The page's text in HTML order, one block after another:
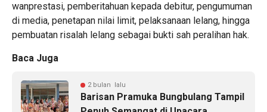
wanprestasi, pemberitahuan kepada debitur, pengumuman
di media, penetapan nilai limit, pelaksanaan lelang, hingga
pembuatan risalah lelang sebagai bukti sah peralihan hak.
Baca Juga
2 bulan lalu
Barisan Pramuka Bungbulang Tampil